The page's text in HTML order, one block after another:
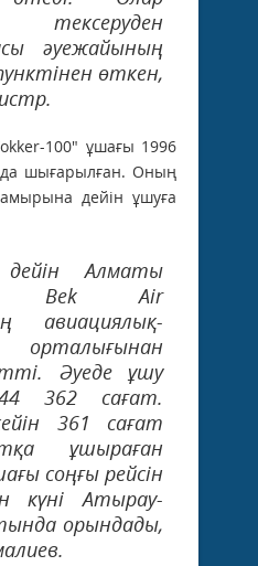
тексеруден
әуежайының
өткен,
100" ұшағы 1996
шығарылған. Оның
дейін ұшуға
Алматы
Bek Air
авиациялық-
орталығынан
Әуеде ұшу
362 сағат.
361 сағат
ұшыраған
соңғы рейсін
күні Атырау-
орындады,